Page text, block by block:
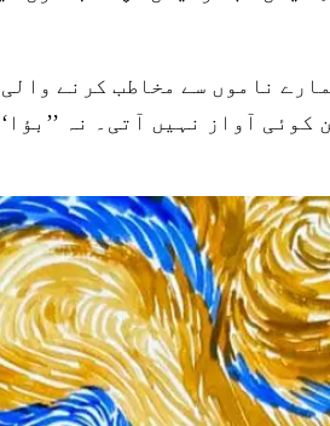
ناموں سے مخاطب کرنے
آواز نہیں آتی۔ نہ